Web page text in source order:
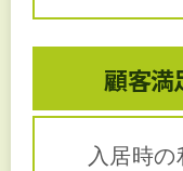
顧客満
入居時